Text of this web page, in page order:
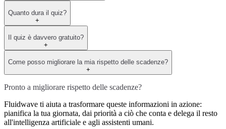
Quanto dura il quiz?
+
Il quiz è davvero gratuito?
+
Come posso migliorare la mia rispetto delle scadenze?
+
Pronto a migliorare rispetto delle scadenze?
Fluidwave ti aiuta a trasformare queste informazioni in azione:
pianifica la tua giornata, dai priorità a ciò che conta e delega il resto
all'intelligenza artificiale e agli assistenti umani.